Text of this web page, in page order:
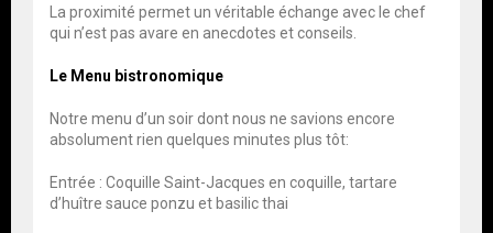
La proximité permet un véritable échange avec le chef
qui n’est pas avare en anecdotes et conseils.
Le Menu bistronomique
Notre menu d’un soir dont nous ne savions encore
absolument rien quelques minutes plus tôt:
Entrée : Coquille Saint-Jacques en coquille, tartare
d’huître sauce ponzu et basilic thai